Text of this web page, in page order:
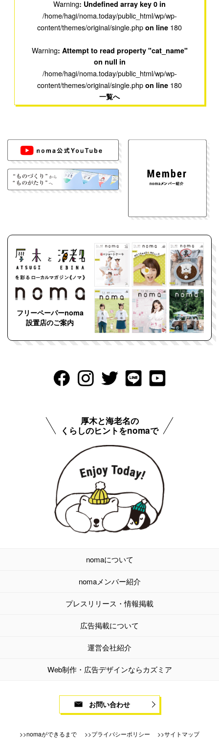
Warning: Undefined array key 0 in
/home/hagi/noma.today/public_html/wp/wp-
content/themes/original/single.php on line 180
Warning: Attempt to read property "cat_name"
on null in
/home/hagi/noma.today/public_html/wp/wp-
content/themes/original/single.php on line 180
一覧へ
フリーペーパーnoma
設置店のご案内
厚木と海老名の
くらしのヒントをnomaで
nomaについて
nomaメンバー紹介
プレスリリース・情報掲載
広告掲載について
運営会社紹介
Web制作・広告デザインならカズミア
お問い合わせ
nomaができるまで プライバシーポリシー サイトマップ